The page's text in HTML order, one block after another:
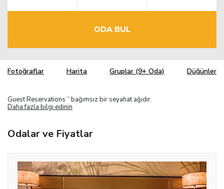
ODA BUL
Fotoğraflar Harita Gruplar (9+ Oda) Düğünler
Guest Reservations TM bağımsız bir seyahat ağıdır.
Daha fazla bilgi edinin
Odalar ve Fiyatlar